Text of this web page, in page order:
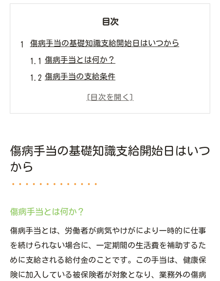
目次
傷病手当の基礎知識支給開始日はいつから
傷病手当とは何か？
傷病手当の支給条件
支給開始日の基本的なルール
過去の申請事例から学ぶ支給開始日
申請時の注意点
健康保険組合とのやり取り
医師の診断書の取り方
申請後のフォローアップ
仕事を休むタイミングと傷病手当の申請のポイ
傷病手当の基礎知識支給開始日はいつ
から
傷病手当とは何か？
傷病手当とは、労働者が病気やけがにより一時的に仕事
を続けられない場合に、一定期間の生活費を補助するた
めに支給される給付金のことです。この手当は、健康保
険に加入している被保険者が対象となり、業務外の傷病